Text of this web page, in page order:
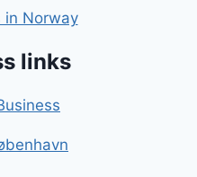
in Norway
links